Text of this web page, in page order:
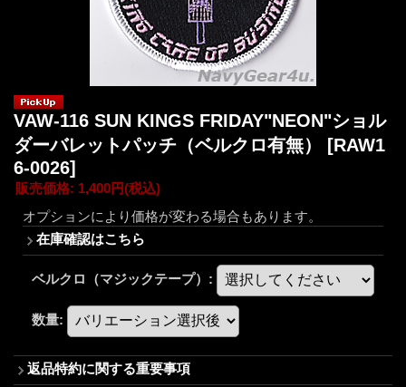
VAW-116 SUN KINGS FRIDAY"NEON"ショル
ダーバレットパッチ（ベルクロ有無） [RAW1
6-0026]
販売価格: 1,400円(税込)
オプションにより価格が変わる場合もあります。
在庫確認はこちら
ベルクロ（マジックテープ） :
数量:
返品特約に関する重要事項